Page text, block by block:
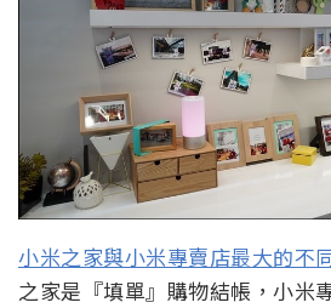
小米之家與小米專賣店最大的不
之家是『填單』購物結帳，小米